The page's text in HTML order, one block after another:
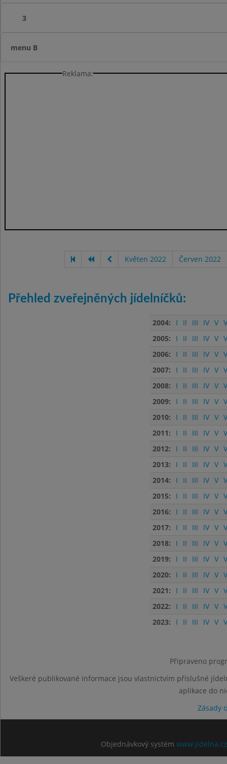
3
menu B
Reklama:
Květen 2022 Červen 2022
Přehled zveřejněných jídelníčků:
2004: I II III IV V
2005:
I II III IV V
2006:
I II III IV V
2007:
I II III IV V
2008:
I II III IV V
2009:
I II III IV V
2010:
I II III IV V
2011:
I II III IV V
2012:
I II III IV V
2013:
I II III IV V
2014:
I II III IV V
2015:
I II III IV V
2016:
I II III IV V
2017:
I II III IV V
2018:
I II III IV V
2019:
I II III IV V
2020:
I II III IV V
2021:
I II III IV V
2022:
I II III IV V
2023:
I II III IV V
Připraveno
Veškeré publikované informace jsou vlastnictvím příslušné
aplikace do
Zásady
Objednávkový systém www.jidelna.cz